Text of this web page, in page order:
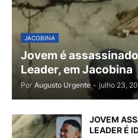
JACOBINA
Jovem é
Leader, em Jacobina
Por Augusto Urgente - julho 23,
JOVEM
LEADER É